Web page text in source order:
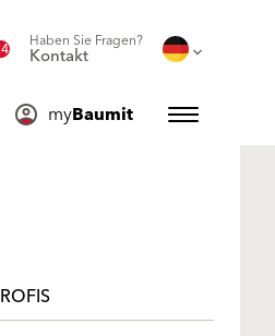
Haben Sie Fragen?
Kontakt
myBaumit